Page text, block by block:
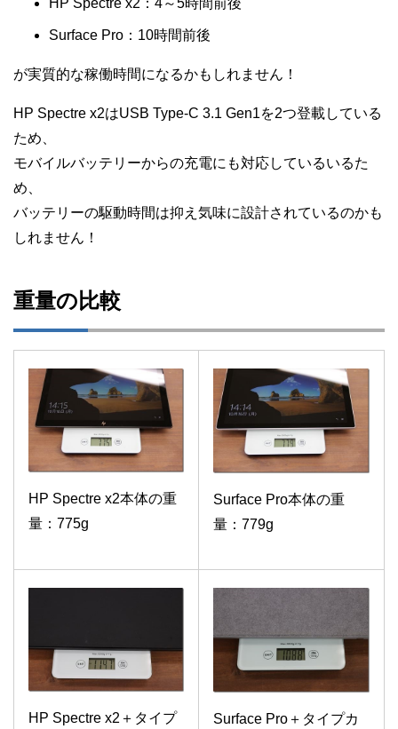
HP Spectre x2：4～5時間前後
Surface Pro：10時間前後
が実質的な稼働時間になるかもしれません！
HP Spectre x2はUSB Type-C 3.1 Gen1を2つ登載している
ため、
モバイルバッテリーからの充電にも対応しているいるた
め、
バッテリーの駆動時間は抑え気味に設計されているのかも
しれません！
重量の比較
HP Spectre x2本体の重
量：775g
Surface Pro本体の重
量：779g
HP Spectre x2＋タイプ
Surface Pro＋タイプカ